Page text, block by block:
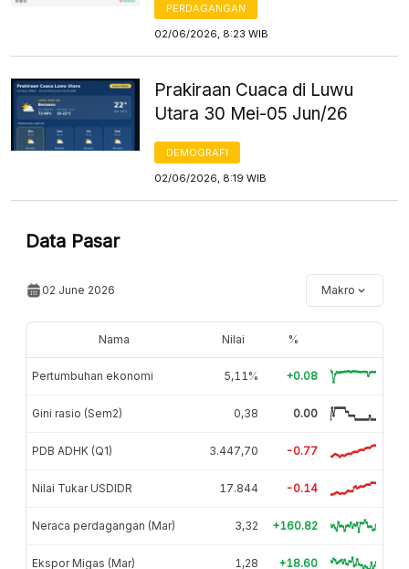
PERDAGANGAN
02/06/2026, 8:23 WIB
Prakiraan Cuaca di Luwu
Utara 30 Mei-05 Jun/26
DEMOGRAFI
02/06/2026, 8:19 WIB
Data Pasar
02 June 2026 Makro
Nama Nilai %
Pertumbuhan ekonomi 5,11% +0.08
Gini rasio (Sem2) 0,38 0.00
PDB ADHK (Q1) 3.447,70 -0.77
Nilai Tukar USDIDR 17.844 -0.14
Neraca perdagangan (Mar) 3,32 +160.82
Ekspor Migas (Mar) 1,28 +18.60